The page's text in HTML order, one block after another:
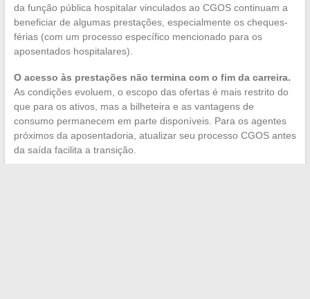
da função pública hospitalar vinculados ao CGOS continuam a
beneficiar de algumas prestações, especialmente os cheques-
férias (com um processo específico mencionado para os
aposentados hospitalares).
O acesso às prestações não termina com o fim da carreira.
As condições evoluem, o escopo das ofertas é mais restrito do
que para os ativos, mas a bilheteira e as vantagens de
consumo permanecem em parte disponíveis. Para os agentes
próximos da aposentadoria, atualizar seu processo CGOS antes
da saída facilita a transição.